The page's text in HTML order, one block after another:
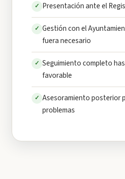
✓ Presentación ante el
✓ Gestión con el
fuera necesario
✓ Seguimiento completo
favorable
✓ Asesoramiento posterior
problemas